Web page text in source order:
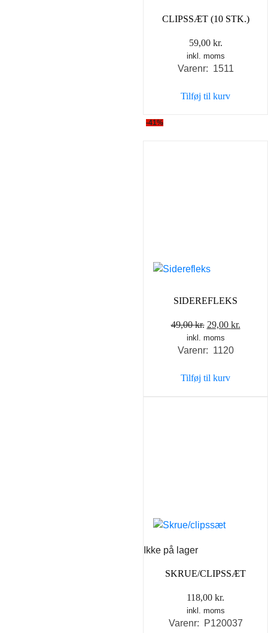
CLIPSSÆT (10 STK.)
59,00 kr.
inkl. moms
Varenr: 1511
Tilføj til kurv
-41%
SIDEREFLEKS
49,00kr. Den
oprindelige
pris
49,00 kr..
29,00 kr.
inkl. moms
Varenr: 1120
Tilføj til kurv
Ikke på lager
SKRUE/CLIPSSÆT
118,00 kr.
inkl. moms
Varenr: P120037